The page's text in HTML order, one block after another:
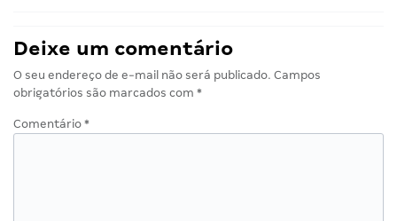
Deixe um comentário
O seu endereço de e-mail não será publicado. Campos
obrigatórios são marcados com *
Comentário *